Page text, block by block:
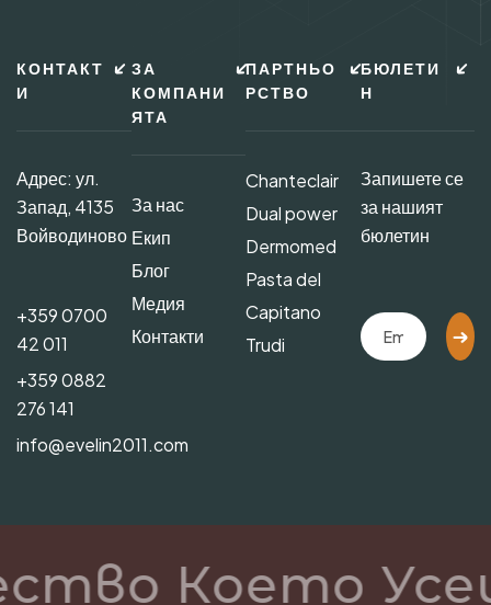
КОНТАКТ
И
Адрес: ул.
Запад, 4135
Войводиново
+359 0700
42 011
+359 0882
276 141
info@evelin2011.com
ЗА
КОМПАНИ
ЯТА
За нас
Екип
Блог
Медия
Контакти
ПАРТНЬО
РСТВО
Chanteclair
Dual power
Dermomed
Pasta del
Capitano
Trudi
БЮЛЕТИ
Н
Запишете се
за нашият
бюлетин
Което